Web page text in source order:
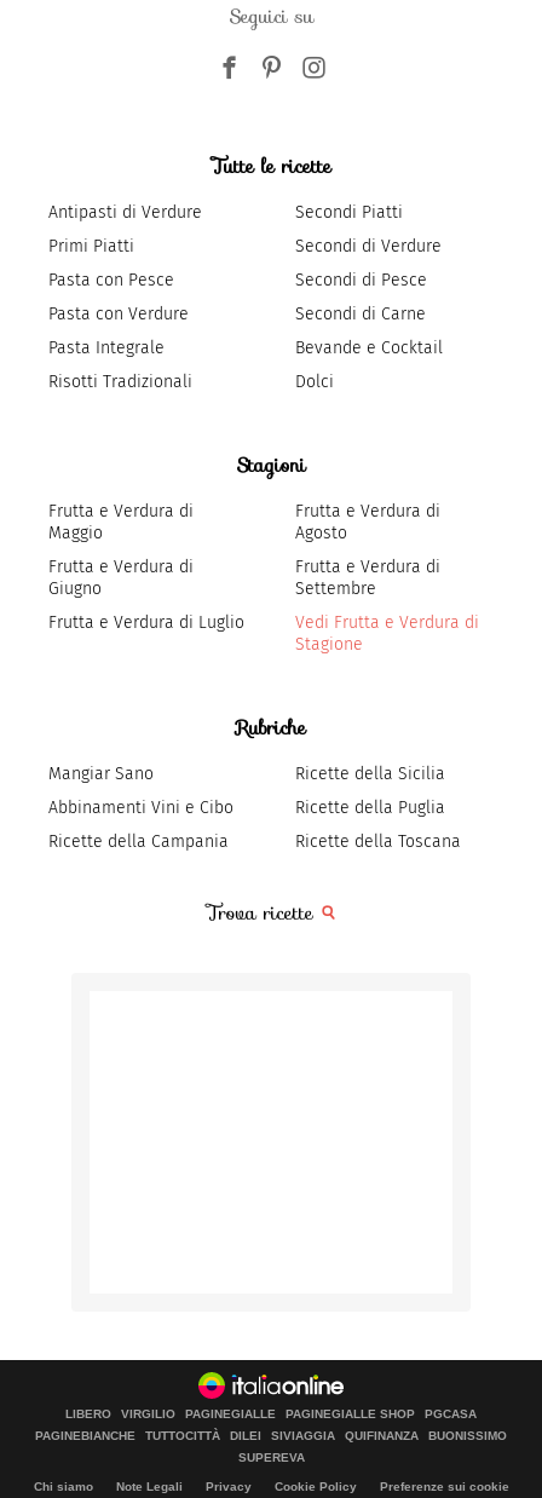
Seguici su
Tutte le ricette
Antipasti di Verdure
Primi Piatti
Pasta con Pesce
Pasta con Verdure
Pasta Integrale
Risotti Tradizionali
Secondi Piatti
Secondi di Verdure
Secondi di Pesce
Secondi di Carne
Bevande e Cocktail
Dolci
Stagioni
Frutta e Verdura di
Maggio
Frutta e Verdura di
Giugno
Frutta e Verdura di Luglio
Frutta e Verdura di
Agosto
Frutta e Verdura di
Settembre
Vedi Frutta e Verdura di
Stagione
Rubriche
Mangiar Sano
Abbinamenti Vini e Cibo
Ricette della Campania
Ricette della Sicilia
Ricette della Puglia
Ricette della Toscana
Trova ricette
LIBERO VIRGILIO PAGINEGIALLE PAGINEGIALLE SHOP
PGCASA
PAGINEBIANCHE
TUTTOCITTÀ DILEI SIVIAGGIA QUIFINANZA
BUONISSIMO
SUPEREVA
Chi siamo Note Legali Privacy Cookie Policy Preferenze sui cookie